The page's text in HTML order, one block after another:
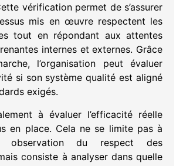
vérification permet de s’assurer
mis en œuvre respectent les
tout en répondant aux attentes
internes et externes. Grâce
l’organisation peut évaluer
si son système qualité est aligné
exigés.
à évaluer l’efficacité réelle
en place. Cela ne se limite pas à
observation du respect des
consiste à analyser dans quelle